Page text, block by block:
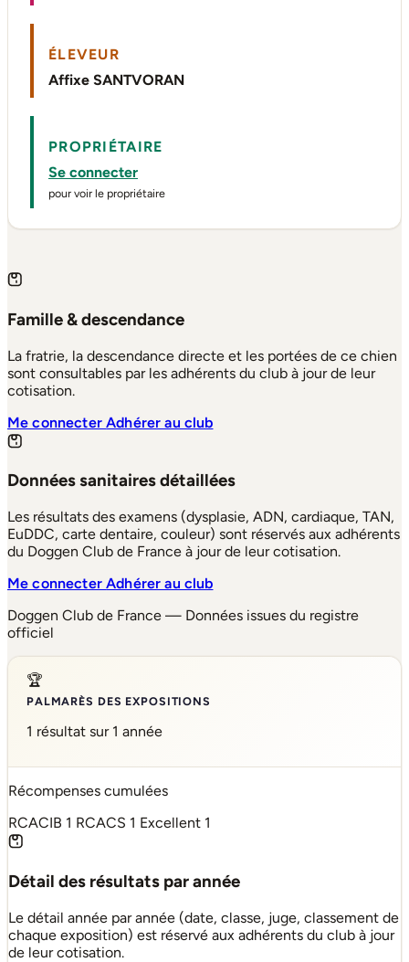
ÉLEVEUR
Affixe SANTVORAN
PROPRIÉTAIRE
Se connecter
pour voir le propriétaire
Famille & descendance
La fratrie, la descendance directe et les portées de ce chien
sont consultables par les adhérents du club à jour de leur
cotisation.
Me connecterAdhérer au club
Données sanitaires détaillées
Les résultats des examens (dysplasie, ADN, cardiaque, TAN,
EuDDC, carte dentaire, couleur) sont réservés aux adhérents
du Doggen Club de France à jour de leur cotisation.
Me connecterAdhérer au club
Doggen Club de France — Données issues du registre
officiel
🏆
PALMARÈS DES EXPOSITIONS
1 résultat sur 1 année
Récompenses cumulées
RCACIB 1 RCACS 1 Excellent 1
Détail des résultats par année
Le détail année par année (date, classe, juge, classement de
chaque exposition) est réservé aux adhérents du club à jour
de leur cotisation.